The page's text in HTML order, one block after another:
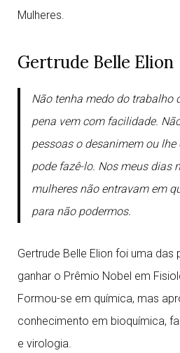
Mulheres.
Gertrude Belle Elion
Não tenha medo do trabalho
pena vem com facilidade.
pessoas o desanimem ou
pode fazê-lo. Nos meus dias
mulheres não entravam em
para não podermos.
Gertrude Belle Elion foi uma das
ganhar o Prêmio Nobel em
Formou-se em química, mas
conhecimento em bioquímica,
e virologia.